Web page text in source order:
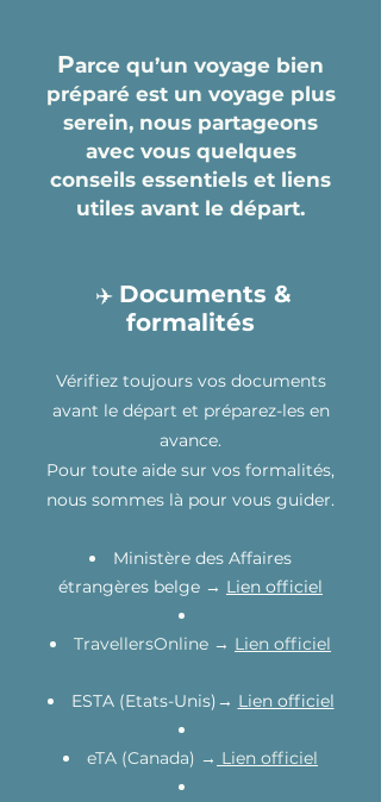
Parce qu’un voyage bien
préparé est un voyage plus
serein, nous partageons
avec vous quelques
conseils essentiels et liens
utiles avant le départ.
✈️ Documents &
formalités
Vérifiez toujours vos documents
avant le départ et préparez-les en
avance.
Pour toute aide sur vos formalités,
nous sommes là pour vous guider.
Ministère des Affaires
étrangères belge → Lien officiel
TravellersOnline → Lien officiel
ESTA (Etats-Unis)→ Lien officiel
eTA (Canada) → Lien officiel